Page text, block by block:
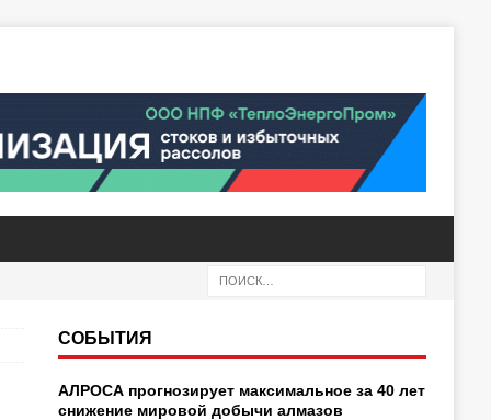
СОБЫТИЯ
АЛРОСА прогнозирует максимальное за 40 лет
снижение мировой добычи алмазов